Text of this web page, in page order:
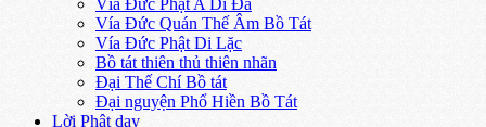
Vía Đức Phật A Di Đà
Vía Đức Quán Thế Âm Bồ Tát
Vía Đức Phật Di Lặc
Bồ tát thiên thủ thiên nhãn
Đại Thế Chí Bồ tát
Đại nguyện Phổ Hiền Bồ Tát
Lời Phật dạy